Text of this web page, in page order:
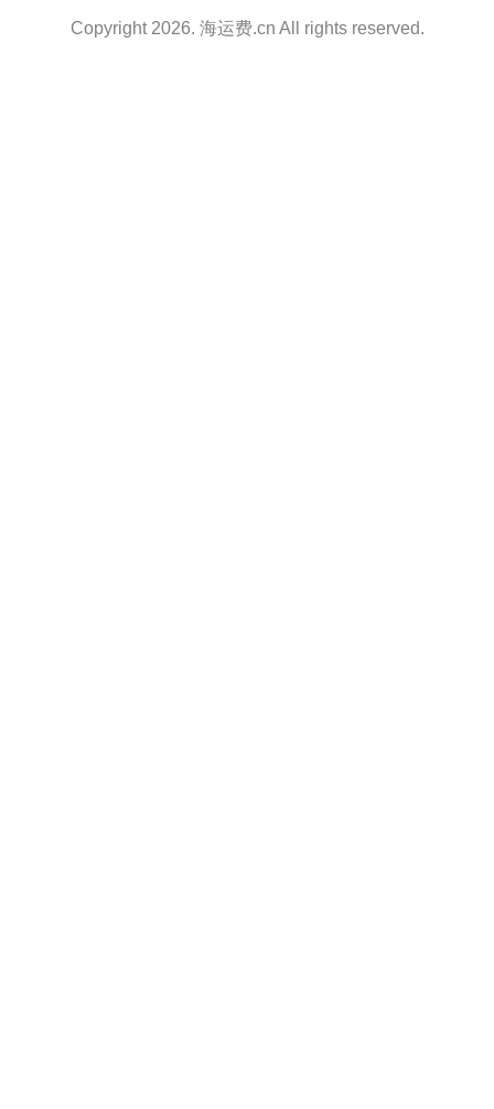
Copyright 2026. 海运费.cn All rights reserved.